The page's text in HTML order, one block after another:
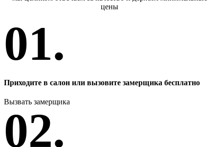
цены
01.
Приходите в салон или вызовите замерщика бесплатно
Вызвать замерщика
02.